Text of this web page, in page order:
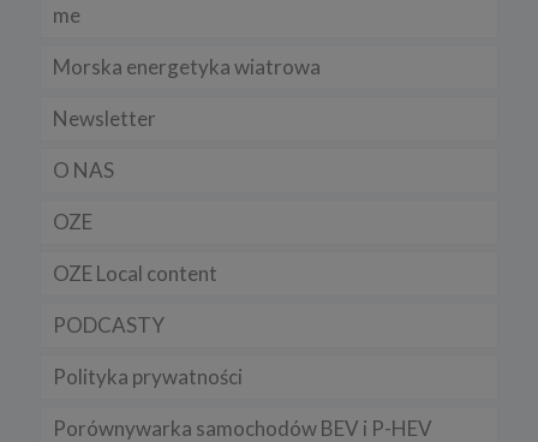
me
Morska energetyka wiatrowa
Newsletter
O NAS
OZE
OZE Local content
PODCASTY
Polityka prywatności
Porównywarka samochodów BEV i P-HEV